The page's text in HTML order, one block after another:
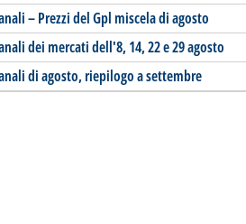
– Prezzi del Gpl miscela di agosto
dei mercati dell'8, 14, 22 e 29 agosto
di agosto, riepilogo a settembre